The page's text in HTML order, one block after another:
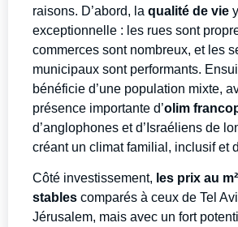
raisons. D’abord, la qualité de vie
exceptionnelle : les rues sont
commerces sont nombreux, et les
municipaux sont performants.
bénéficie d’une population mixte,
présence importante d’olim
d’anglophones et d’Israéliens de
créant un climat familial, inclusif et
Côté investissement, les prix au
stables comparés à ceux de Tel
Jérusalem, mais avec un fort